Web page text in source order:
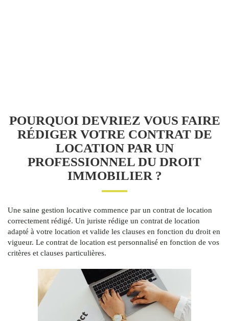
POURQUOI DEVRIEZ VOUS FAIRE
RÉDIGER VOTRE CONTRAT DE
LOCATION PAR UN
PROFESSIONNEL DU DROIT
IMMOBILIER ?
Une saine gestion locative commence par un contrat de location
correctement rédigé. Un juriste rédige un contrat de location
adapté à votre location et valide les clauses en fonction du droit en
vigueur. Le contrat de location est personnalisé en fonction de vos
critères et clauses particulières.